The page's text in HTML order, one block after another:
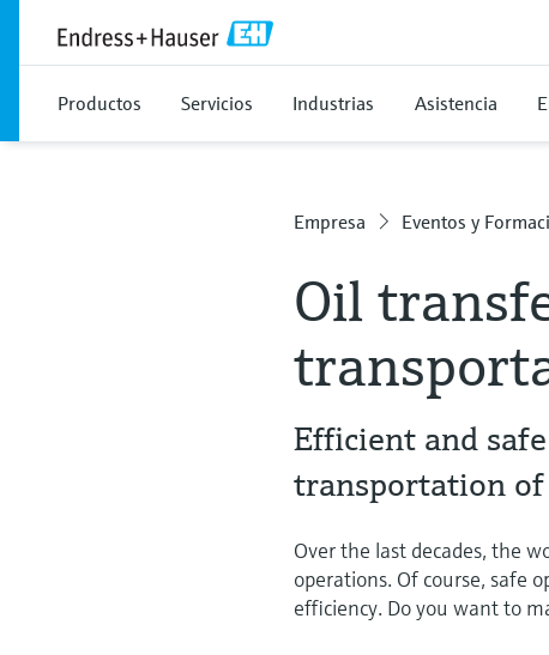
Productos Servicios Industrias Asistencia
Empresa Eventos y
Oil
Efficient and
transportation
Over the last decades, the
operations. Of course, safe
efficiency. Do you want to